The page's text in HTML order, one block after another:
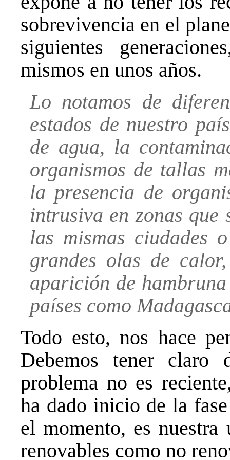
sobrevivencia en el
siguientes
mismos en unos años.
Lo notamos de
estados de nuestro
de agua, la
organismos de tallas
la presencia de
intrusiva en zonas que
las mismas ciudades
grandes olas de
aparición de
países como
Todo esto, nos hace
Debemos tener claro
problema no es
ha dado inicio de la
el momento, es nuestra
renovables como no